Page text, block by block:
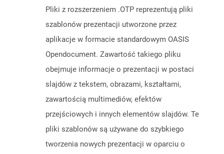
Pliki z rozszerzeniem .OTP reprezentują pliki
szablonów prezentacji utworzone przez
aplikacje w formacie standardowym OASIS
Opendocument. Zawartość takiego pliku
obejmuje informacje o prezentacji w postaci
slajdów z tekstem, obrazami, kształtami,
zawartością multimediów, efektów
przejściowych i innych elementów slajdów. Te
pliki szablonów są używane do szybkiego
tworzenia nowych prezentacji w oparciu o